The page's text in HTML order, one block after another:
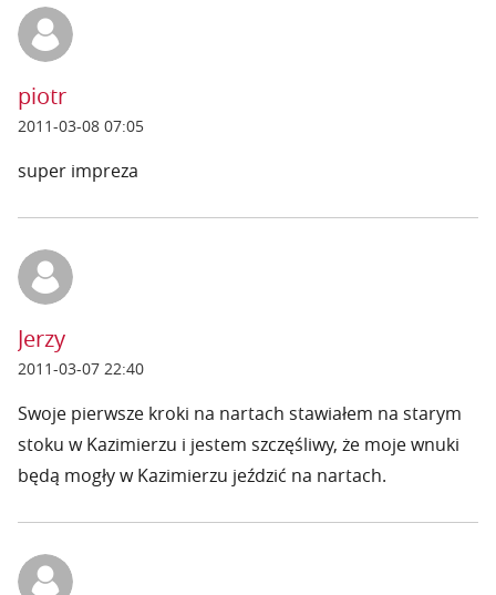
piotr
2011-03-08 07:05
super impreza
Jerzy
2011-03-07 22:40
Swoje pierwsze kroki na nartach stawiałem na starym
stoku w Kazimierzu i jestem szczęśliwy, że moje wnuki
będą mogły w Kazimierzu jeździć na nartach.